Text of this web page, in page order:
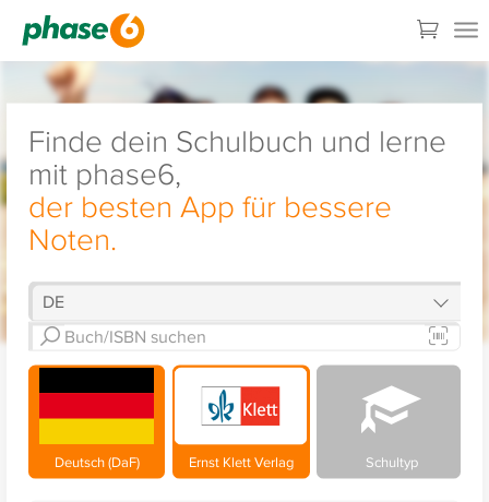
Finde dein Schulbuch und lerne
mit phase6,
der besten App für bessere
Noten.
Deutsch (DaF) Ernst Klett Verlag Schultyp